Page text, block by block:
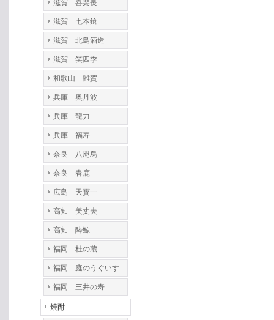
滋賀 喜楽長
滋賀 七本鎗
滋賀 北島酒造
滋賀 笑四季
和歌山 雑賀
兵庫 奥丹波
兵庫 龍力
兵庫 福寿
奈良 八咫烏
奈良 春鹿
広島 天寳一
高知 美丈夫
高知 酔鯨
福岡 杜の蔵
福岡 庭のうぐいす
福岡 三井の寿
焼酎